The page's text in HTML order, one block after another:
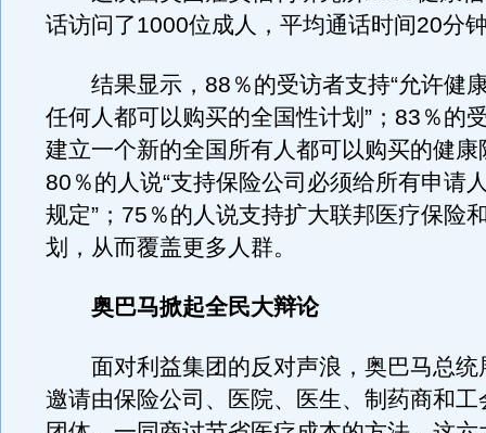
话访问了1000位成人，平均通话时间20分
结果显示，88％的受访者支持“允许健
任何人都可以购买的全国性计划”；83％的
建立一个新的全国所有人都可以购买的健康
80％的人说“支持保险公司必须给所有申请
规定”；75％的人说支持扩大联邦医疗保险
划，从而覆盖更多人群。
奥巴马掀起全民大辩论
面对利益集团的反对声浪，奥巴马总统
邀请由保险公司、医院、医生、制药商和工